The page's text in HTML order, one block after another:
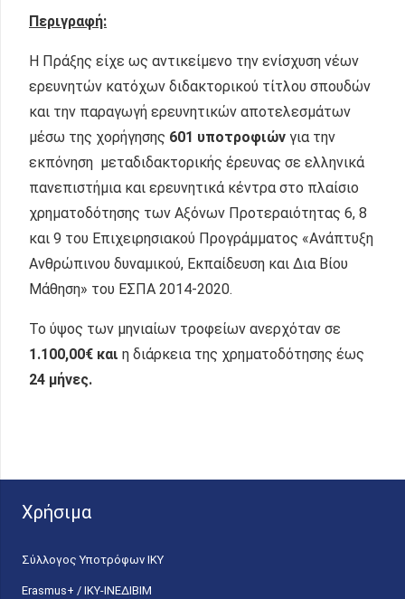
Περιγραφή:
Η Πράξης είχε ως αντικείμενο την ενίσχυση νέων
ερευνητών κατόχων διδακτορικού τίτλου σπουδών
και την παραγωγή ερευνητικών αποτελεσμάτων
μέσω της χορήγησης 601 υποτροφιών για την
εκπόνηση μεταδιδακτορικής έρευνας σε ελληνικά
πανεπιστήμια και ερευνητικά κέντρα στο πλαίσιο
χρηματοδότησης των Αξόνων Προτεραιότητας 6, 8
και 9 του Επιχειρησιακού Προγράμματος «Ανάπτυξη
Ανθρώπινου δυναμικού, Εκπαίδευση και Δια Βίου
Μάθηση» του ΕΣΠΑ 2014-2020.
Το ύψος των μηνιαίων τροφείων ανερχόταν σε
1.100,00€ και η διάρκεια της χρηματοδότησης έως
24 μήνες.
Χρήσιμα
Σύλλογος Υποτρόφων ΙΚΥ
Erasmus+ / ΙΚΥ-ΙΝΕΔΙΒΙΜ